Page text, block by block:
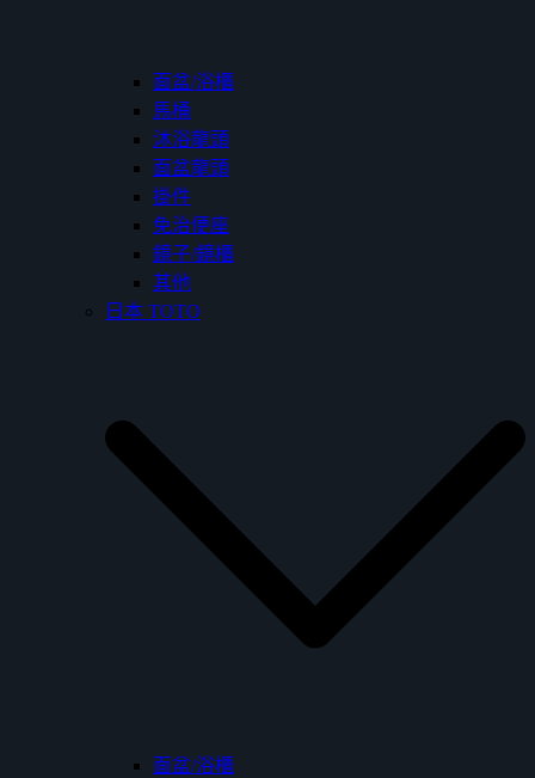
面盆/浴櫃
馬桶
沐浴龍頭
面盆龍頭
掛件
免治便座
鏡子/鏡櫃
其他
日本 TOTO
面盆/浴櫃